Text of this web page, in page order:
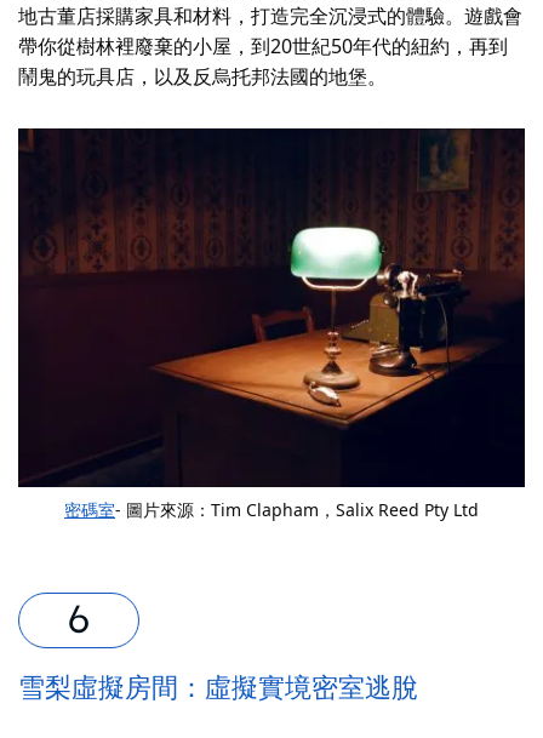
地古董店採購家具和材料，打造完全沉浸式的體驗。遊戲會
帶你從樹林裡廢棄的小屋，到20世紀50年代的紐約，再到
鬧鬼的玩具店，以及反烏托邦法國的地堡。
密碼室- 圖片來源：Tim Clapham，Salix Reed Pty Ltd
雪梨虛擬房間：虛擬實境密室逃脫